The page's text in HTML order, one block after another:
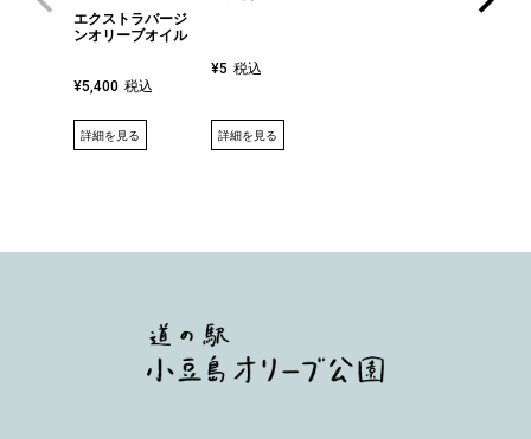
エクストラバージ
ンオリーブオイル
¥5,400 税込
詳細を見る
¥5 税込
詳細を見る